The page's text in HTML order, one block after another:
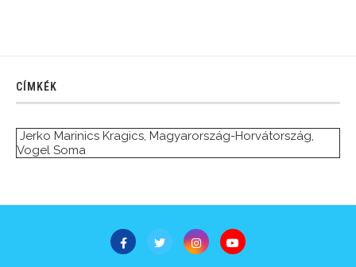
CÍMKÉK
Jerko Marinics Kragics, Magyarország-Horvátország,
Vogel Soma